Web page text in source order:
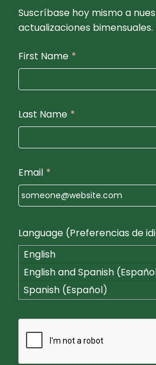
Suscríbase hoy mismo a
actualizaciones bimensuales.
First Name *
Last Name *
Email *
Language (Preferencias de
English
English and Spanish
Spanish (Español)